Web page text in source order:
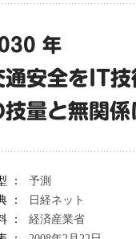
年
通安全をIT技
技量と無関
：
予測
：
日経ネット
：
経済産業省